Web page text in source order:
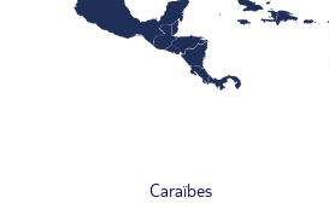
Caraïbes